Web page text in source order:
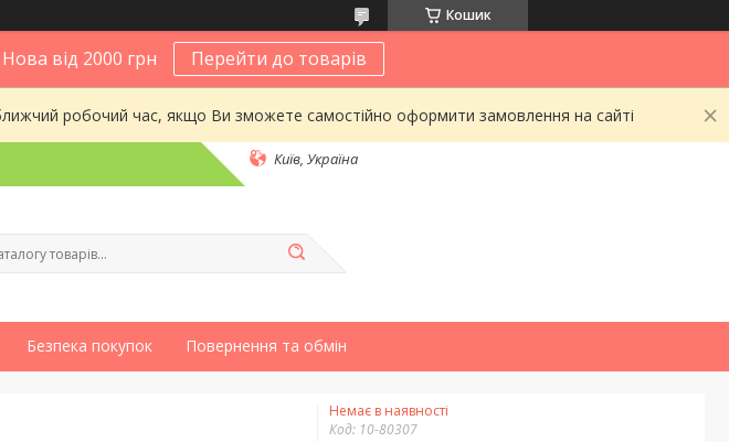
Кошик
від 2000 грн Перейти до товарів
робочий час, якщо Ви зможете самостійно оформити замовлення на сайті
Київ, Україна
Безпека покупок Повернення та обмін
Немає в наявності
Код: 10-80307